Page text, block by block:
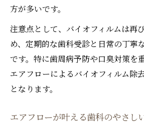
バイオフィルム除去の新定番
歯科現場で広がるバイオ
常識
バイオフィルム対策として
歯科プロが語るバイオフ
方が多いです。
注意点として、バイオフィルムは再
め、定期的な歯科受診と日常の丁寧
です。特に歯周病予防や口臭対策を
エアフローによるバイオフィルム除
となります。
エアフローが叶える歯科のやさし